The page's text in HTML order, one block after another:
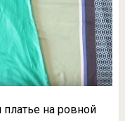
на ровной